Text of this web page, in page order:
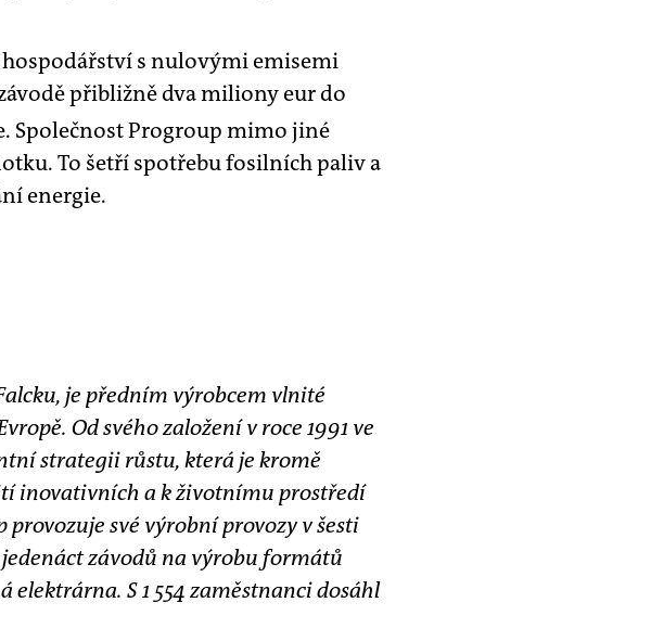
s nulovými emisemi
přibližně dva miliony eur do
Společnost Progroup mimo jiné
To šetří spotřebu fosilních paliv a
energie.
je předním výrobcem vlnité
Od svého založení v roce 1991 ve
strategii růstu, která je kromě
inovativních a k životnímu prostředí
své výrobní provozy v šesti
závodů na výrobu formátů
S 1 554 zaměstnanci dosáhl